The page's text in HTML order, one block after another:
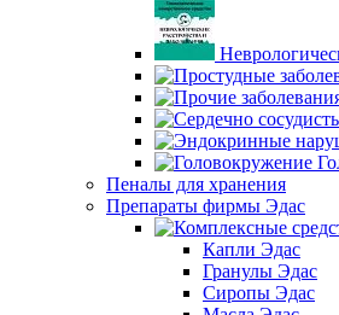
Пеналы для хранения
Препараты фирмы Эдас
Капли Эдас
Гранулы Эдас
Сиропы Эдас